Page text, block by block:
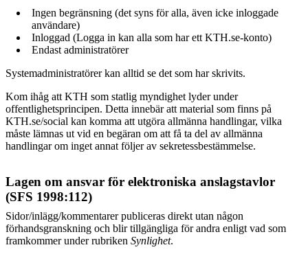
Ingen begränsning (det syns för alla, även icke inloggade
användare)
Inloggad (Logga in kan alla som har ett KTH.se-konto)
Endast administratörer
Systemadministratörer kan alltid se det som har skrivits.
Kom ihåg att KTH som statlig myndighet lyder under
offentlighetsprincipen. Detta innebär att material som finns på
KTH.se/social kan komma att utgöra allmänna handlingar, vilka
måste lämnas ut vid en begäran om att få ta del av allmänna
handlingar om inget annat följer av sekretessbestämmelse.
Lagen om ansvar för elektroniska anslagstavlor
(SFS 1998:112)
Sidor/inlägg/kommentarer publiceras direkt utan någon
förhandsgranskning och blir tillgängliga för andra enligt vad som
framkommer under rubriken Synlighet.